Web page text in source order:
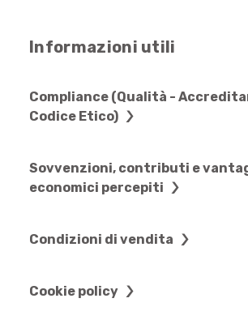
Informazioni utili
Compliance (Qualità -
Codice Etico)
Sovvenzioni, contributi e
economici percepiti
Condizioni di vendita
Cookie policy